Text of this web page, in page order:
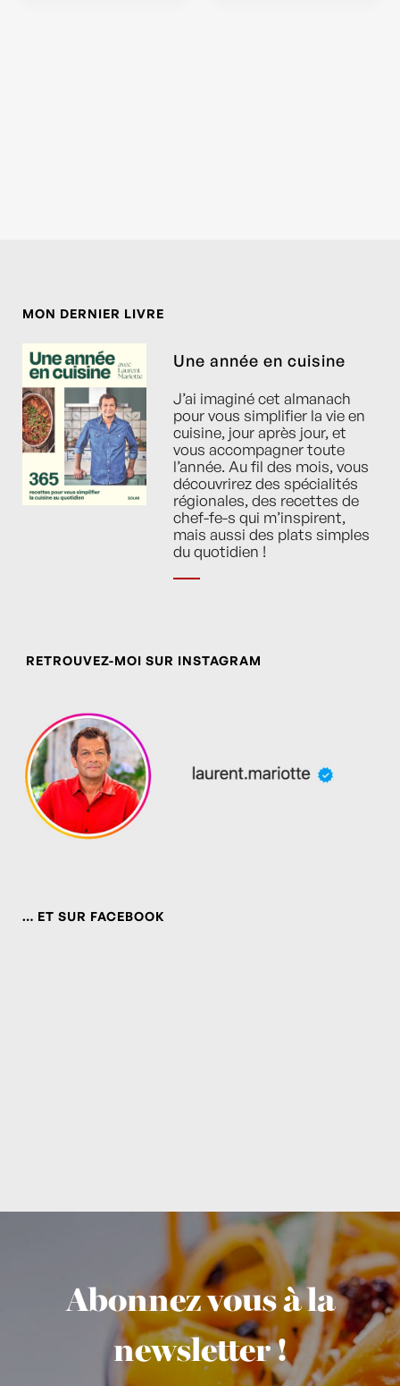
MON DERNIER LIVRE
Une année en cuisine
J’ai imaginé cet almanach
pour vous simplifier la vie en
cuisine, jour après jour, et
vous accompagner toute
l’année. Au fil des mois, vous
découvrirez des spécialités
régionales, des recettes de
chef-fe-s qui m’inspirent,
mais aussi des plats simples
du quotidien !
RETROUVEZ-MOI SUR INSTAGRAM
… ET SUR FACEBOOK
Abonnez vous à la
newsletter !